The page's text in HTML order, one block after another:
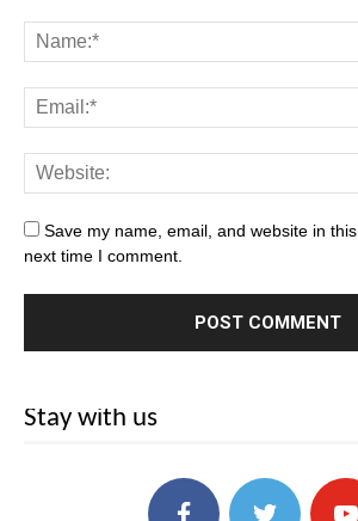
Save my name, email, and website in
next time I comment.
Stay with us